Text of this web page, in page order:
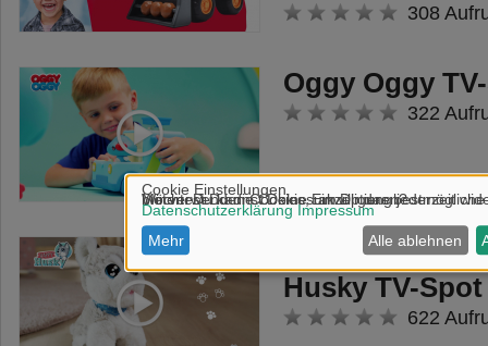
308
Oggy Oggy
322
CCL Baby
Husky TV-Spot
622